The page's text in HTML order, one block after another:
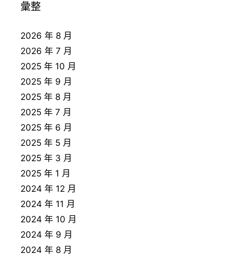
彙整
2026 年 8 月
2026 年 7 月
2025 年 10 月
2025 年 9 月
2025 年 8 月
2025 年 7 月
2025 年 6 月
2025 年 5 月
2025 年 3 月
2025 年 1 月
2024 年 12 月
2024 年 11 月
2024 年 10 月
2024 年 9 月
2024 年 8 月